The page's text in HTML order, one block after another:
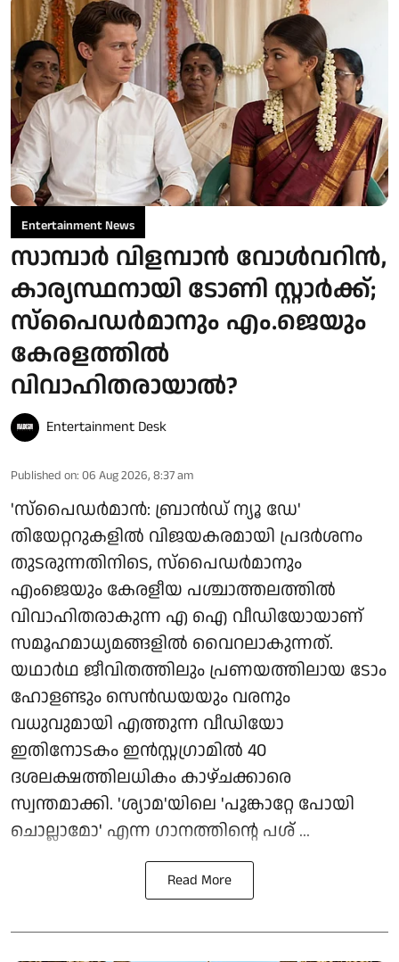
Entertainment News
സാമ്പാർ വിളമ്പാൻ വോൾവറിൻ,
കാര്യസ്ഥനായി ടോണി സ്റ്റാർക്ക്;
സ്പൈഡർമാനും എം.ജെയും
കേരളത്തിൽ
വിവാഹിതരായാൽ?
Entertainment Desk
Published on: 06 Aug 2026, 8:37 am
'സ്‌പൈഡർമാൻ: ബ്രാൻഡ് ന്യൂ ഡേ'
തിയേറ്ററുകളിൽ വിജയകരമായി പ്രദർശനം
തുടരുന്നതിനിടെ, സ്പൈഡർമാനും
എംജെയും കേരളീയ പശ്ചാത്തലത്തിൽ
വിവാഹിതരാകുന്ന എ ഐ വീഡിയോയാണ്
സമൂഹമാധ്യമങ്ങളിൽ വൈറലാകുന്നത്.
യഥാർഥ ജീവിതത്തിലും പ്രണയത്തിലായ ടോം
ഹോളണ്ടും സെൻഡയയും വരനും
വധുവുമായി എത്തുന്ന വീഡിയോ
ഇതിനോടകം ഇൻസ്റ്റഗ്രാമിൽ 40
ദശലക്ഷത്തിലധികം കാഴ്ചക്കാരെ
സ്വന്തമാക്കി. 'ശ്യാമ'യിലെ 'പൂങ്കാറ്റേ പോയി
ചൊല്ലാമോ' എന്ന ഗാനത്തിന്റെ പശ് ...
Read More